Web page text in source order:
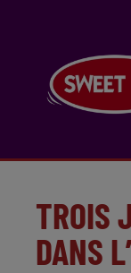
TROIS
DANS